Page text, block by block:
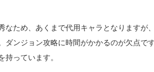
なため、あくまで代用キャラとなりますが
ダンジョン攻略に時間がかかるのが欠点で
持っています。